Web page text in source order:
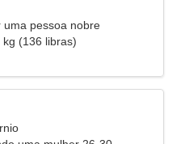
uma pessoa nobre
(136 libras)